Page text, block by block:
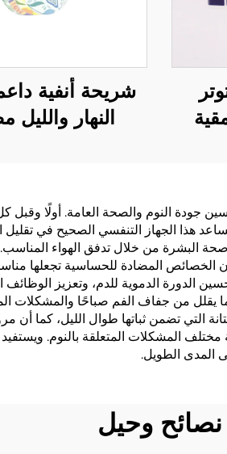
شريحة أنفية
النهار والليل
للزيوت والتعرق
قوي
جودة النوم والصحة العامة. أولًا
هذا الجهاز التنفسي الصحيح في
البشرة من خلال تدفق الهواء
الخصائص المضادة للحساسية تجعلها
الدورة الدموية للدم، وتعزيز الوظائف
يقلل من جفاف الفم صباحًا والمشكلات
تضمن ثباتها طوال الليل، كما أن
مختلف المشكلات المتعلقة بالنوم.
المدى الطويل.
نصائح وحيل